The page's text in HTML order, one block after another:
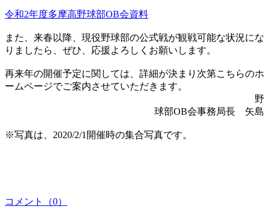
令和2年度多摩高野球部OB会資料
また、来春以降、現役野球部の公式戦が観戦可能な状況にな
りましたら、ぜひ、応援よろしくお願いします。
再来年の開催予定に関しては、詳細が決まり次第こちらのホ
ームページでご案内させていただきます。
野
球部OB会事務局長 矢島
※写真は、2020/2/1開催時の集合写真です。
コメント（0）